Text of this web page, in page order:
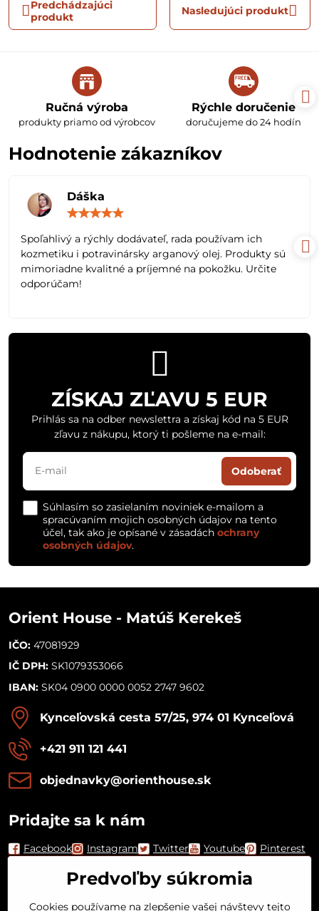
Predchádzajúci
produkt
Nasledujúci produkt
Ručná výroba
produkty priamo od výrobcov
Rýchle doručenie
doručujeme do 24 hodín
Hodnotenie zákazníkov
Dáška
5
Spoľahlivý a rýchly dodávateľ, rada používam ich
kozmetiku i potravinársky arganový olej. Produkty sú
mimoriadne kvalitné a príjemné na pokožku. Určite
odporúčam!
ZÍSKAJ ZĽAVU 5 EUR
Prihlás sa na odber newslettra a získaj kód na 5 EUR
zľavu z nákupu, ktorý ti pošleme na e-mail:
Odoberať
Súhlasím so zasielaním noviniek e-mailom a
spracúvaním mojich osobných údajov na tento
účel, tak ako je opísané v zásadách ochrany
osobných údajov.
Orient House - Matúš Kerekeš
IČO: 47081929
IČ DPH: SK1079353066
IBAN: SK04 0900 0000 0052 2747 9602
Kynceľovská cesta 57/25, 974 01 Kynceľová
+421 911 121 441
objednavky​@orienthouse​.sk
Pridajte sa k nám
Facebook Instagram Twitter Youtube Pinterest
Predvoľby súkromia
Cookies používame na zlepšenie vašej návštevy tejto